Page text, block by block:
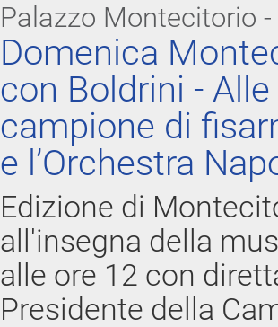
Palazzo Montecitorio
Domenica
con Boldrini -
campione di
e l’Orchestra
Edizione di
all'insegna della
alle ore 12 con
Presidente della